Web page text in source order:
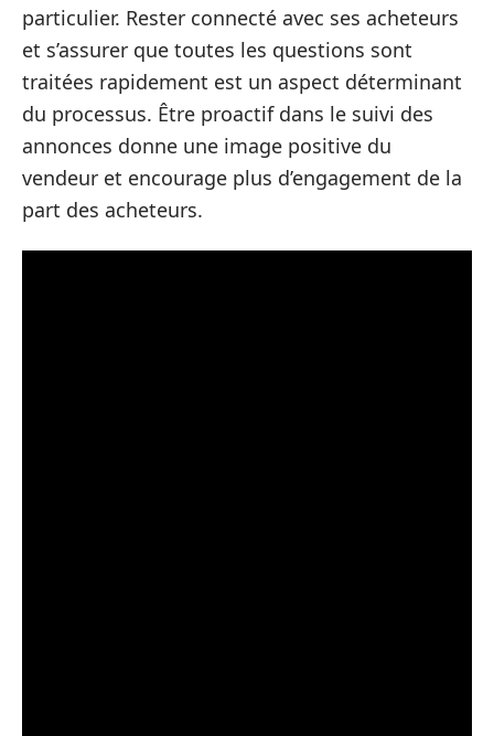
particulier. Rester connecté avec ses acheteurs
et s’assurer que toutes les questions sont
traitées rapidement est un aspect déterminant
du processus. Être proactif dans le suivi des
annonces donne une image positive du
vendeur et encourage plus d’engagement de la
part des acheteurs.